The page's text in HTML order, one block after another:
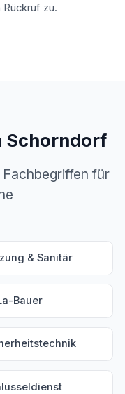
zu.
Schorndorf
für
& Sanitär
Bauer